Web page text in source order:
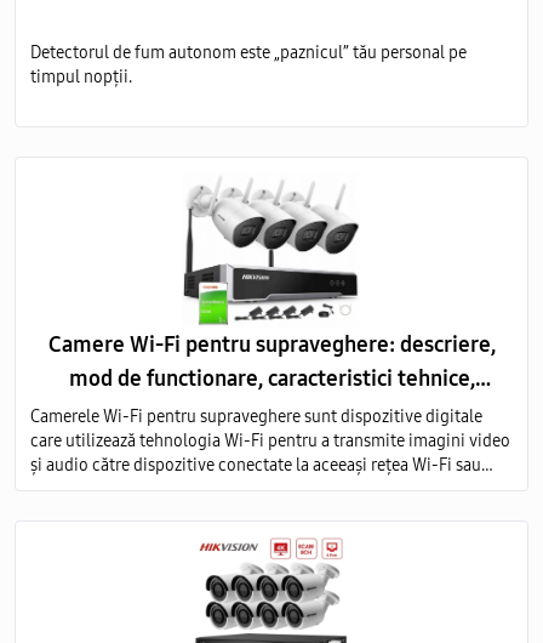
Detectorul de fum autonom este „paznicul” tău personal pe
timpul nopții.
Camere Wi-Fi pentru supraveghere: descriere,
mod de functionare, caracteristici tehnice,
avantaje
Camerele Wi-Fi pentru supraveghere sunt dispozitive digitale
care utilizează tehnologia Wi-Fi pentru a transmite imagini video
și audio către dispozitive conectate la aceeași rețea Wi-Fi sau
prin intermediul internetului.